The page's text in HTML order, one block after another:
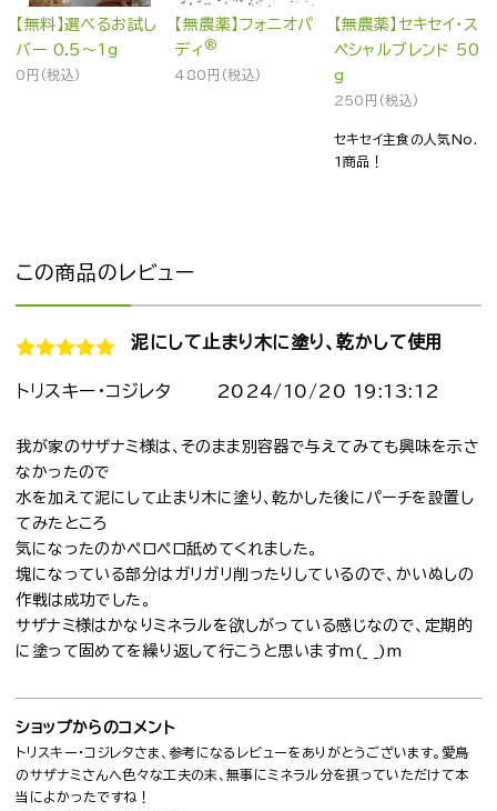
【無料】選べるお試し
バー 0.5～1g
0円(税込)
【無農薬】フォニオパ
ディ ®
480円(税込)
【無農薬】セキセイ・ス
ペシャルブレンド 50
g
250円(税込)
セキセイ主食の人気No.
1商品！
この商品のレビュー
泥にして止まり木に塗り、乾かして使用
トリスキー・コジレタ 2024/10/20 19:13:12
我が家のサザナミ様は、そのまま別容器で与えてみても興味を示さ
なかったので
水を加えて泥にして止まり木に塗り、乾かした後にパーチを設置し
てみたところ
気になったのかペロペロ舐めてくれました。
塊になっている部分はガリガリ削ったりしているので、かいぬしの
作戦は成功でした。
サザナミ様はかなりミネラルを欲しがっている感じなので、定期的
に塗って固めてを繰り返して行こうと思いますm(_ _)m
ショップからのコメント
トリスキー・コジレタさま、参考になるレビューをありがとうございます。愛鳥
のサザナミさんへ色々な工夫の末、無事にミネラル分を摂っていただけて本
当によかったですね！